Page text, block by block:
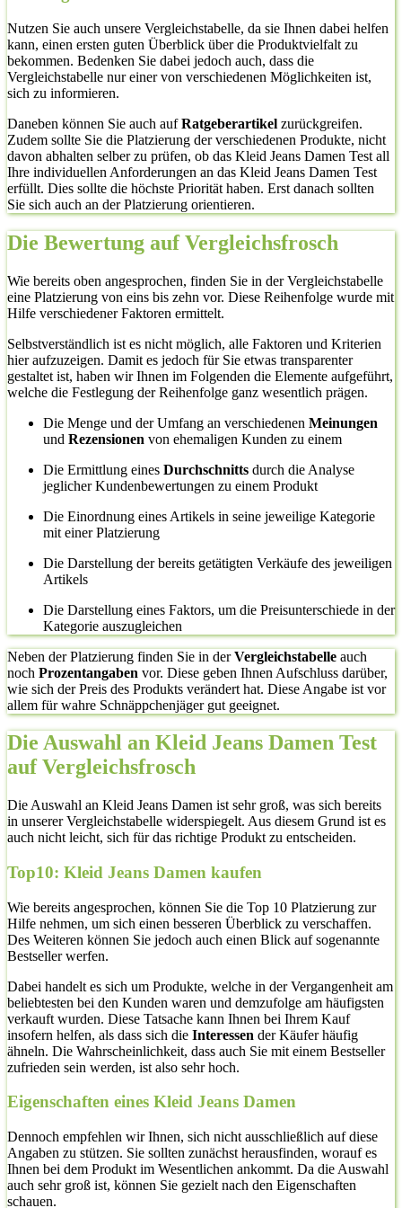
Nutzen Sie auch unsere Vergleichstabelle, da sie Ihnen dabei helfen
kann, einen ersten guten Überblick über die Produktvielfalt zu
bekommen. Bedenken Sie dabei jedoch auch, dass die
Vergleichstabelle nur einer von verschiedenen Möglichkeiten ist,
sich zu informieren.
Daneben können Sie auch aufRatgeberartikel zurückgreifen.
Zudem sollte Sie die Platzierung der verschiedenen Produkte, nicht
davon abhalten selber zu prüfen, ob das Kleid Jeans Damen Test all
Ihre individuellen Anforderungen an das Kleid Jeans Damen Test
erfüllt. Dies sollte die höchste Priorität haben. Erst danach sollten
Sie sich auch an der Platzierung orientieren.
Die Bewertung auf Vergleichsfrosch
Wie bereits oben angesprochen, finden Sie in der Vergleichstabelle
eine Platzierung von eins bis zehn vor. Diese Reihenfolge wurde mit
Hilfe verschiedener Faktoren ermittelt.
Selbstverständlich ist es nicht möglich, alle Faktoren und Kriterien
hier aufzuzeigen. Damit es jedoch für Sie etwas transparenter
gestaltet ist, haben wir Ihnen im Folgenden die Elemente aufgeführt,
welche die Festlegung der Reihenfolge ganz wesentlich prägen.
Die Menge und der Umfang an verschiedenen Meinungen
und Rezensionen von ehemaligen Kunden zu einem
Die Ermittlung eines Durchschnitts durch die Analyse
jeglicher Kundenbewertungen zu einem Produkt
Die Einordnung eines Artikels in seine jeweilige Kategorie
mit einer Platzierung
Die Darstellung der bereits getätigten Verkäufe des jeweiligen
Artikels
Die Darstellung eines Faktors, um die Preisunterschiede in der
Kategorie auszugleichen
Neben der Platzierung finden Sie in derVergleichstabelle auch
noch Prozentangaben vor. Diese geben Ihnen Aufschluss darüber,
wie sich der Preis des Produkts verändert hat. Diese Angabe ist vor
allem für wahre Schnäppchenjäger gut geeignet.
Die Auswahl an Kleid Jeans Damen Test
auf Vergleichsfrosch
Die Auswahl an Kleid Jeans Damen ist sehr groß, was sich bereits
in unserer Vergleichstabelle widerspiegelt. Aus diesem Grund ist es
auch nicht leicht, sich für das richtige Produkt zu entscheiden.
Top10: Kleid Jeans Damen kaufen
Wie bereits angesprochen, können Sie die Top 10 Platzierung zur
Hilfe nehmen, um sich einen besseren Überblick zu verschaffen.
Des Weiteren können Sie jedoch auch einen Blick auf sogenannte
Bestseller werfen.
Dabei handelt es sich um Produkte, welche in der Vergangenheit am
beliebtesten bei den Kunden waren und demzufolge am häufigsten
verkauft wurden. Diese Tatsache kann Ihnen bei Ihrem Kauf
insofern helfen, als dass sich die Interessen der Käufer häufig
ähneln. Die Wahrscheinlichkeit, dass auch Sie mit einem Bestseller
zufrieden sein werden, ist also sehr hoch.
Eigenschaften eines Kleid Jeans Damen
Dennoch empfehlen wir Ihnen, sich nicht ausschließlich auf diese
Angaben zu stützen. Sie sollten zunächst herausfinden, worauf es
Ihnen bei dem Produkt im Wesentlichen ankommt. Da die Auswahl
auch sehr groß ist, können Sie gezielt nach den Eigenschaften
schauen.